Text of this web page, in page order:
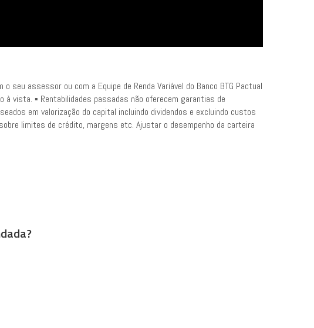
assessor ou com a Equipe de Renda Variável do Banco BTG Pactual
vista. ▪ Rentabilidades passadas não oferecem garantias de
em valorização do capital incluindo dividendos e excluindo custos
limites de crédito, margens etc. Ajustar o desempenho da carteira